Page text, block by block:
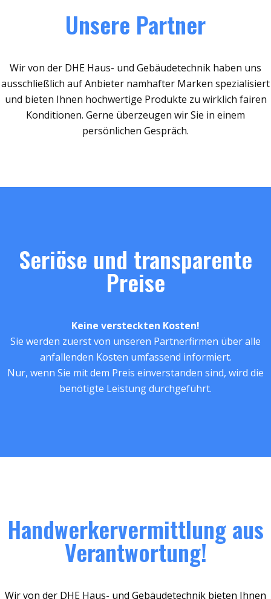
Unsere Partner
Wir von der DHE Haus- und Gebäudetechnik haben uns
ausschließlich auf Anbieter namhafter Marken spezialisiert
und bieten Ihnen hochwertige Produkte zu wirklich fairen
Konditionen. Gerne überzeugen wir Sie in einem
persönlichen Gespräch.
Seriöse und transparente
Preise
Keine versteckten Kosten!
Sie werden zuerst von unseren Partnerfirmen über alle
anfallenden Kosten umfassend informiert.
Nur, wenn Sie mit dem Preis einverstanden sind, wird die
benötigte Leistung durchgeführt.
Handwerkervermittlung aus
Verantwortung!
Wir von der DHE Haus- und Gebäudetechnik bieten Ihnen